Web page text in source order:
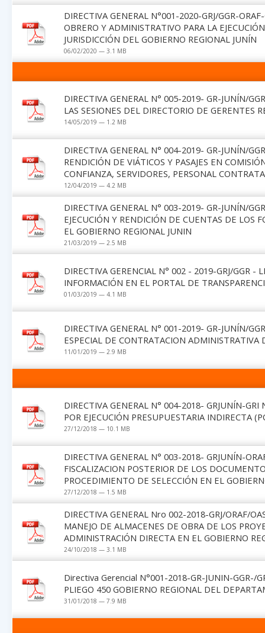
DIRECTIVA GENERAL N°001-2020-GRJ/GGR-
OBRERO Y ADMINISTRATIVO PARA LA
JURISDICCIÓN DEL GOBIERNO REGIONAL JUNÍN
06/02/2020 — 3.1 MB
DIRECTIVA GENERAL N° 005-2019- GR-JUNÍN/
LAS SESIONES DEL DIRECTORIO DE GERENTES
14/05/2019 — 1.2 MB
DIRECTIVA GENERAL N° 004-2019- GR-JUNÍN/
RENDICIÓN DE VIÁTICOS Y PASAJES EN
CONFIANZA, SERVIDORES, PERSONAL
12/04/2019 — 4.2 MB
DIRECTIVA GENERAL N° 003-2019- GR-JUNÍN/
EJECUCIÓN Y RENDICIÓN DE CUENTAS DE LOS
EL GOBIERNO REGIONAL JUNIN
21/03/2019 — 2.5 MB
DIRECTIVA GERENCIAL N° 002 - 2019-GRJ/GGR
INFORMACIÓN EN EL PORTAL DE
01/03/2019 — 4.1 MB
DIRECTIVA GENERAL N° 001-2019- GR-JUNÍN/
ESPECIAL DE CONTRATACION ADMINISTRATIVA
11/01/2019 — 2.9 MB
DIRECTIVA GENERAL N° 004-2018- GRJUNÍN-GRI
POR EJECUCIÓN PRESUPUESTARIA INDIRECTA
27/12/2018 — 10.1 MB
DIRECTIVA GENERAL N° 003-2018- GRJUNÍN-
FISCALIZACION POSTERIOR DE LOS
PROCEDIMIENTO DE SELECCIÓN EN EL
27/12/2018 — 1.5 MB
DIRECTIVA GENERAL Nro 002-2018-GRJ/ORAF/
MANEJO DE ALMACENES DE OBRA DE LOS
ADMINISTRACIÓN DIRECTA EN EL GOBIERNO
24/10/2018 — 3.1 MB
Directiva Gerencial N°001-2018-GR-JUNIN-GGR-/
PLIEGO 450 GOBIERNO REGIONAL DEL
31/01/2018 — 7.9 MB